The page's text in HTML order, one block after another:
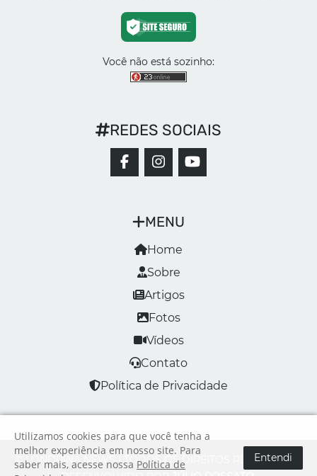
Você não está sozinho:
MENU
Home
Sobre
Artigos
Fotos
Vídeos
Contato
Política de Privacidade
REDES SOCIAIS
© LONDRINA NEWS | TODOS OS DIREITOS RESERVADOS
Utilizamos cookies para que você tenha a
melhor experiência em nosso site. Para
saber mais, acesse nossa Política de
Entendi